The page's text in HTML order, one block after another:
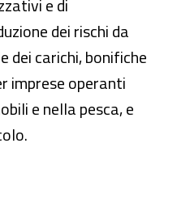
e di
dei rischi da
dei carichi, bonifiche
imprese operanti
e nella pesca, e